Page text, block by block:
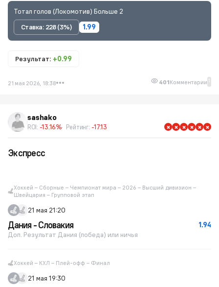
Тотал голов (Локомотив) Больше 2
Ставка: 228 (3%)
1.99
Результат: +0.99
21 мая 2026, 18:38 401Комментарии 1
sashako
ROI: -13.16% Рейтинг: -17.13
Экспресс
Хоккей – Сборные – Чемпионат мира – 2026 – Высший дивизион –
Швейцария – Групповой этап
21 мая 21:20
1.94
Дания - Словакия
Доп. Результат Дания (победа) или ничья
Хоккей – КХЛ – Плей-офф – Финал
21 мая 19:30